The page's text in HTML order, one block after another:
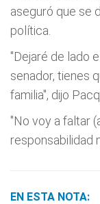
aseguró que se
política.
"Dejaré de lado
senador, tienes
familia", dijo
"No voy a faltar
responsabilidad
EN ESTA NOTA: